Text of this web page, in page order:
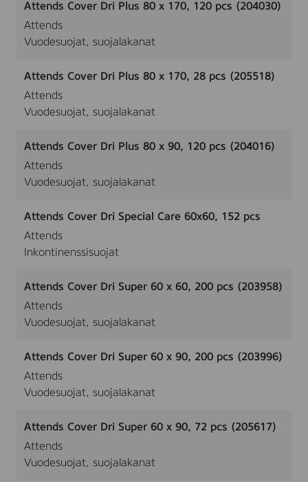
Attends Cover Dri Plus 80 x 170, 120 pcs (204030)
Attends
Vuodesuojat, suojalakanat
Attends Cover Dri Plus 80 x 170, 28 pcs (205518)
Attends
Vuodesuojat, suojalakanat
Attends Cover Dri Plus 80 x 90, 120 pcs (204016)
Attends
Vuodesuojat, suojalakanat
Attends Cover Dri Special Care 60x60, 152 pcs
Attends
Inkontinenssisuojat
Attends Cover Dri Super 60 x 60, 200 pcs (203958)
Attends
Vuodesuojat, suojalakanat
Attends Cover Dri Super 60 x 90, 200 pcs (203996)
Attends
Vuodesuojat, suojalakanat
Attends Cover Dri Super 60 x 90, 72 pcs (205617)
Attends
Vuodesuojat, suojalakanat